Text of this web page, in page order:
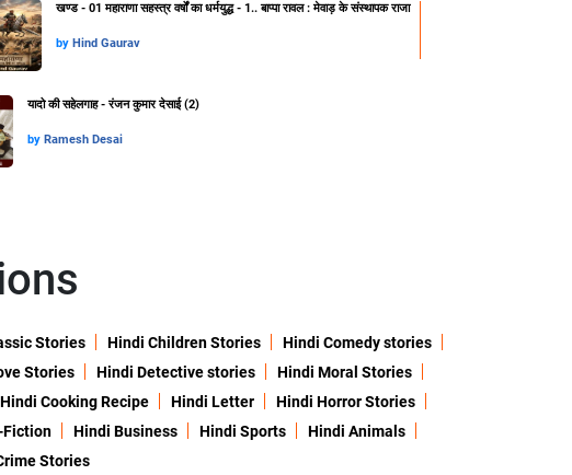
खण्ड - 01 महाराणा सहस्त्र वर्षों का धर्मयुद्ध - 1.. बाप्पा रावल : मेवाड़ के संस्थापक राजा
by Hind Gaurav
यादो की सहेलगाह - रंजन कुमार देसाई (2)
by Ramesh Desai
Stories Hindi Children Stories
Hindi Comedy stories
Stories Hindi Detective stories
Hindi Moral Stories
Hindi Cooking Recipe Hindi Letter
Hindi Horror Stories
Fiction Hindi Business Hindi Sports
Hindi Animals
Stories